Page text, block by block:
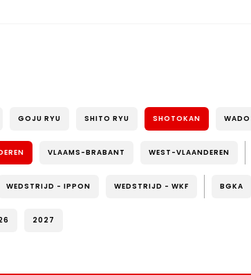
GOJU RYU SHITO RYU SHOTOKAN WADO
VLAAMS-BRABANT WEST-VLAANDEREN
WEDSTRIJD - IPPON WEDSTRIJD - WKF BGKA
2027